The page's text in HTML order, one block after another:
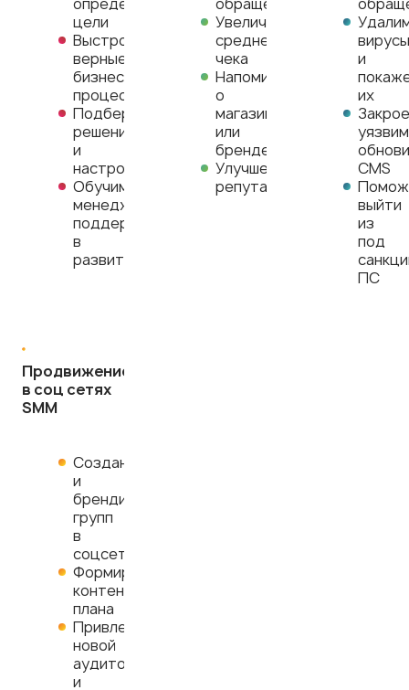
цели
Выстроим
верные
бизнес-
процессы
Подберем
решение
и
настроим
Обучим
менеджеров,
поддержим
в
развитие
Увеличение
среднего
чека
Напоминание
о
магазине
или
бренде
Улучшение
репутации
вирусы
и
их
CMS
выйти
из
под
ПС
Продвижение
в соц сетях
SMM
Создание
и
брендирование
групп
в
соцсетях
Формирование
контент-
плана
Привлечение
новой
аудитории
и